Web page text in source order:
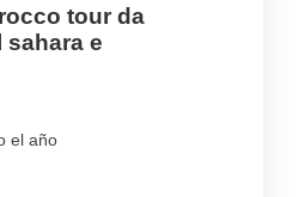
tour da
sahara e
el año